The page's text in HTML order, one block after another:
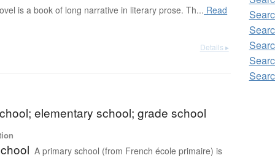
is a book of long narrative in literary prose. Th... Read
Details ▸
elementary school; grade school
A primary school (from French école primaire) is